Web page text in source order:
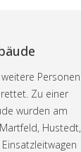
Personen
Zu einer
wurden am
Hustedt,